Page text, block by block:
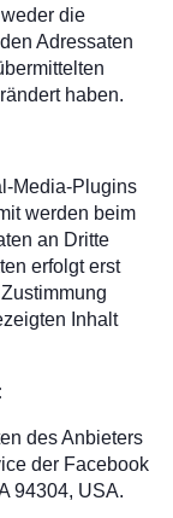
die
Adressaten
haben.
Media-Plugins
werden beim
an Dritte
erfolgt erst
Inhalt
des Anbieters
der Facebook
94304, USA.